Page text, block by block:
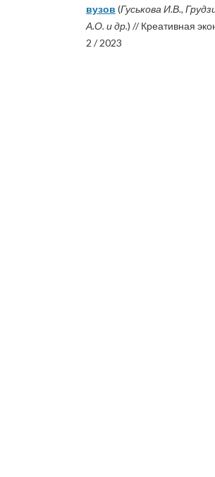
вузов (Гуськова И.В.,
А.О. и др.) // Креативная
2 / 2023